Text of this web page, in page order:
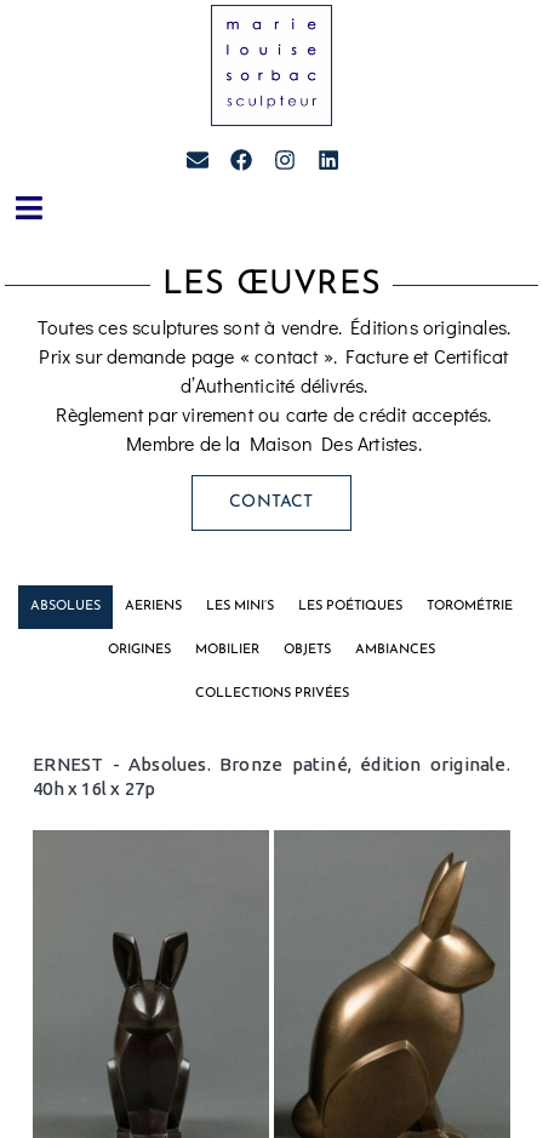
LES ŒUVRES
Toutes ces sculptures sont à vendre. Éditions originales.
Prix sur demande page « contact ». Facture et Certificat
d’Authenticité délivrés.
Règlement par virement ou carte de crédit acceptés.
Membre de la Maison Des Artistes.
CONTACT
ABSOLUES AERIENS LES MINI’S LES POÉTIQUES TOROMÉTRIE
ORIGINES MOBILIER OBJETS AMBIANCES
COLLECTIONS PRIVÉES
ERNEST - Absolues. Bronze patiné, édition originale.
40h x 16l x 27p